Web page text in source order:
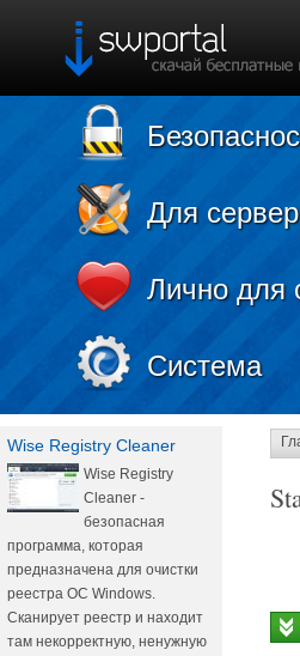
Для
Лично для
Система
Wise Registry Cleaner
Wise Registry
Cleaner -
безопасная
программа, которая
предназначена для очистки
реестра ОС Windows.
Сканирует реестр и находит
там некорректную, ненужную